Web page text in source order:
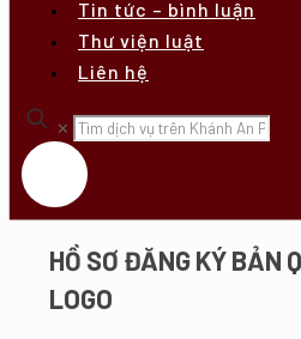
Tin tức – bình luận
Thư viện luật
Liên hệ
✕
HỒ SƠ ĐĂNG KÝ BẢN
LOGO